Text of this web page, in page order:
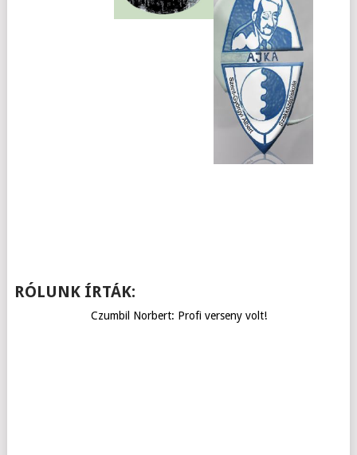
RÓLUNK ÍRTÁK:
Czumbil Norbert: Profi verseny volt!